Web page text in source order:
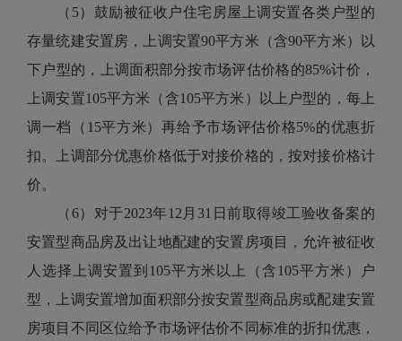
（5）鼓励被征收户住宅房屋上调安置各类户型的
存量统建安置房，上调安置90平方米（含90平方米）以
下户型的，上调面积部分按市场评估价格的85%计价，
上调安置105平方米（含105平方米）以上户型的，每上
调一档（15平方米）再给予市场评估价格5%的优惠折
扣。上调部分优惠价格低于对接价格的，按对接价格计
价。
（6）对于2023年12月31日前取得竣工验收备案的
安置型商品房及出让地配建的安置房项目，允许被征收
人选择上调安置到105平方米以上（含105平方米）户
型，上调安置增加面积部分按安置型商品房或配建安置
房项目不同区位给予市场评估价不同标准的折扣优惠，